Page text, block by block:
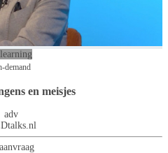
demand
en meisjes
adv